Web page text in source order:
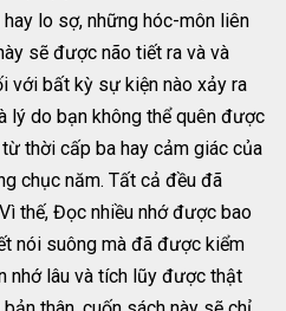
lo sợ, những hóc-môn liên
sẽ được não tiết ra và và
với bất kỳ sự kiện nào xảy ra
lý do bạn không thể quên được
thời cấp ba hay cảm giác của
chục năm. Tất cả đều đã
thế, Đọc nhiều nhớ được bao
nói suông mà đã được kiểm
nhớ lâu và tích lũy được thật